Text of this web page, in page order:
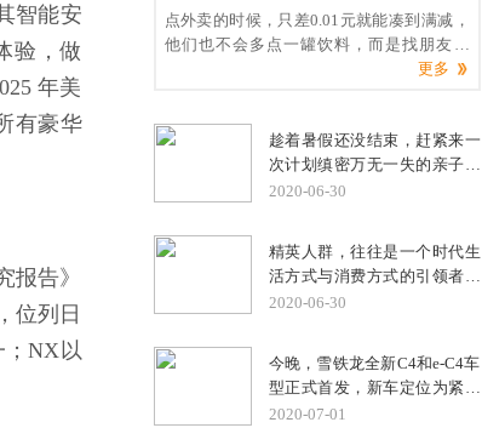
智能安
验，做
年美
有豪华
告》
位列日
；NX以
点外卖的时候，只差0.01元就能凑到满减，
他们也不会多点一罐饮料，而是找朋友拼
单；买一支上千块的口红眼睛都不眨一下，
人的迷惑消费行为大赏，为什么会出现这样
的“奇葩”消费呢？
更多
趁着暑假还没结束，赶紧来一
次计划缜密万无一失的亲子自
驾游。考虑到今年喜怒无常的
是全家出游，当然要求爱车颜
值要高、乘坐舒适还要能载
物。正确的购车目标一旦确
番货比三家，最后，全家人一
致表决：凭借时尚的外观设
计、宽舒的驾乘空间、超高的
2020-06-30
精英人群，往往是一个时代生
活方式与消费方式的引领者。
时代当下，伴随新中产精英群
生活方式最新的风向趋势。基
于对都市精英群体生活方式的
关注与聚焦，福特锐界携手时
2020-06-30
今晚，雪铁龙全新C4和e-C4车
型正式首发，新车定位为紧凑
型跨界掀背车，采用全新且独
2020-07-01